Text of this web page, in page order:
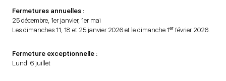
Fermetures annuelles :
25 décembre, 1er janvier, 1er mai
Les dimanches 11, 18 et 25 janvier 2026 et le dimanche 1er février 2026.
Fermeture exceptionnelle :
Lundi 6 juillet